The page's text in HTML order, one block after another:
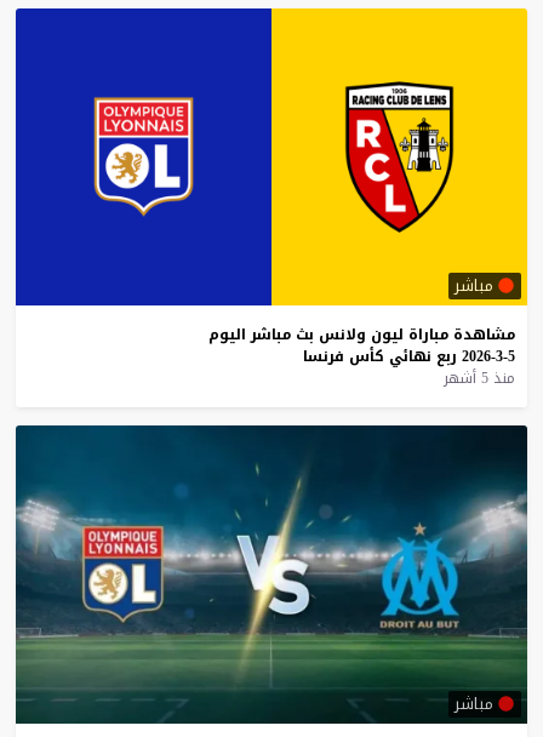
مباشر
مشاهدة مباراة ليون ولانس بث مباشر اليوم
5-3-2026
ربع نهائي كأس فرنسا
منذ 5 أشهر
مباشر